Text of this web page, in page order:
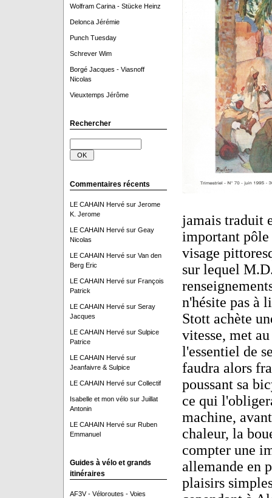
Wolfram Carina - Stücke Heinz
Delonca Jérémie
Punch Tuesday
Schrever Wim
Borgé Jacques - Viasnoff
Nicolas
Vieuxtemps Jérôme
Rechercher
Commentaires récents
LE CAHAIN Hervésur Jerome
K. Jerome
LE CAHAIN Hervésur Geay
Nicolas
LE CAHAIN Hervésur Van den
Berg Eric
LE CAHAIN Hervésur François
Patrick
LE CAHAIN Hervésur Seray
Jacques
LE CAHAIN Hervésur Sulpice
Patrice
LE CAHAIN Hervésur
Jeanfaivre & Sulpice
LE CAHAIN Hervésur Collectif
Isabelle et mon vélosur Juillat
Antonin
LE CAHAIN Hervésur Ruben
Emmanuel
Guides à vélo et grands
itinéraires
AF3V - Véloroutes - Voies
jamais traduit
important pôle
visage
sur lequel
n'hésite pas à
Stott achète
vitesse, met
l'essentiel de
faudra alors
poussant sa
ce qui
machine,
chaleur, la
compter une
allemande en
plaisirs